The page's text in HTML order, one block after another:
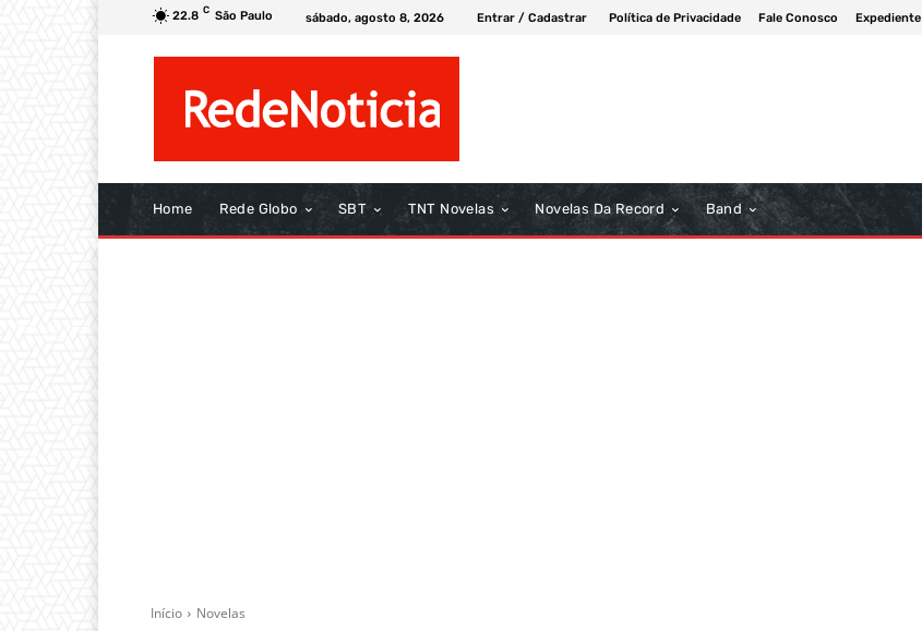
22.8 C São Paulo sábado, agosto 8, 2026 Entrar / Cadastrar Política de Privacidade Fale Conosco Expediente
Home Rede Globo SBT TNT Novelas Novelas Da Record Band
Início Novelas